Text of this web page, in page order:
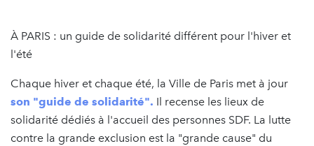
À PARIS : un guide de solidarité différent pour l'hiver et
l'été
Chaque hiver et chaque été, la Ville de Paris met à jour
son "guide de solidarité". Il recense les lieux de
solidarité dédiés à l'accueil des personnes SDF. La lutte
contre la grande exclusion est la "grande cause" du